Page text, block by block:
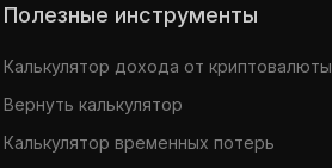
Полезные инструменты
Калькулятор дохода от криптовалюты
Вернуть калькулятор
Калькулятор временных потерь